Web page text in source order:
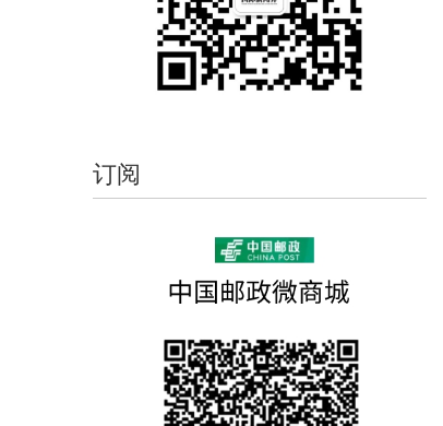
【本期话题】“当代中国新闻观念的变迁
与走向”征稿公告（截稿时间2014年12月
【本期话题】“当代中外新闻理论研究的
现”征稿公告（截稿时间2014年5月1日）
2014-01-23
【本期话题】“健康传播与健康信息”征稿
订阅